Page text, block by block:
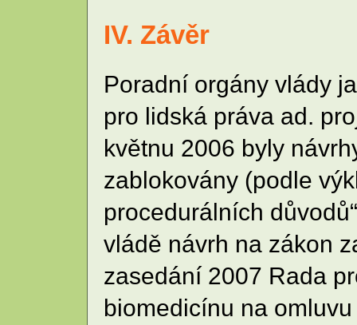
IV. Závěr
Poradní orgány vlády
pro lidská práva ad.
květnu 2006 byly
zablokovány (podle
procedurálních
vládě návrh na zákon
zasedání 2007 Rada
biomedicínu na